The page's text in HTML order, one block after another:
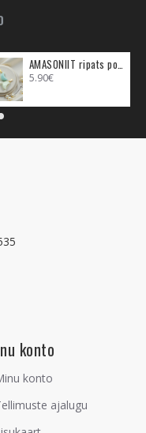
5.90€
konto
konto
ajalugu